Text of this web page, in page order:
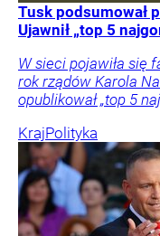
Tusk podsumował
Ujawnił „top 5
W sieci pojawiła się
rok rządów Karola
opublikował „top 5
KrajPolityka